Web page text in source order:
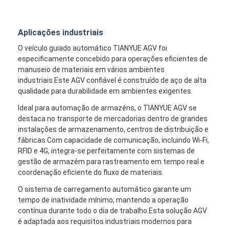
Aplicações industriais
O veículo guiado automático TIANYUE AGV foi
especificamente concebido para operações eficientes de
manuseio de materiais em vários ambientes
industriais.Este AGV confiável é construído de aço de alta
qualidade para durabilidade em ambientes exigentes.
Ideal para automação de armazéns, o TIANYUE AGV se
destaca no transporte de mercadorias dentro de grandes
instalações de armazenamento, centros de distribuição e
fábricas.Com capacidade de comunicação, incluindo Wi-Fi,
RFID e 4G, integra-se perfeitamente com sistemas de
gestão de armazém para rastreamento em tempo real e
coordenação eficiente do fluxo de materiais.
O sistema de carregamento automático garante um
tempo de inatividade mínimo, mantendo a operação
contínua durante todo o dia de trabalho.Esta solução AGV
é adaptada aos requisitos industriais modernos para